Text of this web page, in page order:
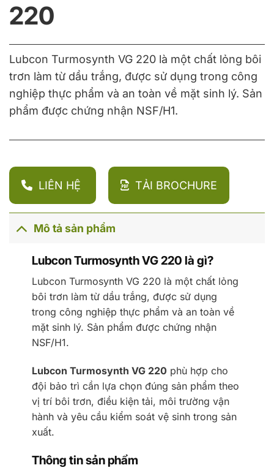
220
Lubcon Turmosynth VG 220 là một chất lỏng bôi
trơn làm từ dầu trắng, được sử dụng trong công
nghiệp thực phẩm và an toàn về mặt sinh lý. Sản
phẩm được chứng nhận NSF/H1.
LIÊN HỆ TẢI BROCHURE
Mô tả sản phẩm
Lubcon Turmosynth VG 220 là gì?
Lubcon Turmosynth VG 220 là một chất lỏng
bôi trơn làm từ dầu trắng, được sử dụng
trong công nghiệp thực phẩm và an toàn về
mặt sinh lý. Sản phẩm được chứng nhận
NSF/H1.
Lubcon Turmosynth VG 220 phù hợp cho
đội bảo trì cần lựa chọn đúng sản phẩm theo
vị trí bôi trơn, điều kiện tải, môi trường vận
hành và yêu cầu kiểm soát vệ sinh trong sản
xuất.
Thông tin sản phẩm